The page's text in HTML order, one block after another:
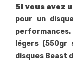
Si vous avez
pour un
légers
disques Beast